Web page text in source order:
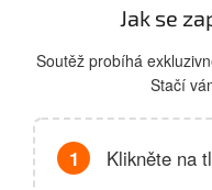
Jak se
Soutěž probíhá
Stačí
1 Klikněte na